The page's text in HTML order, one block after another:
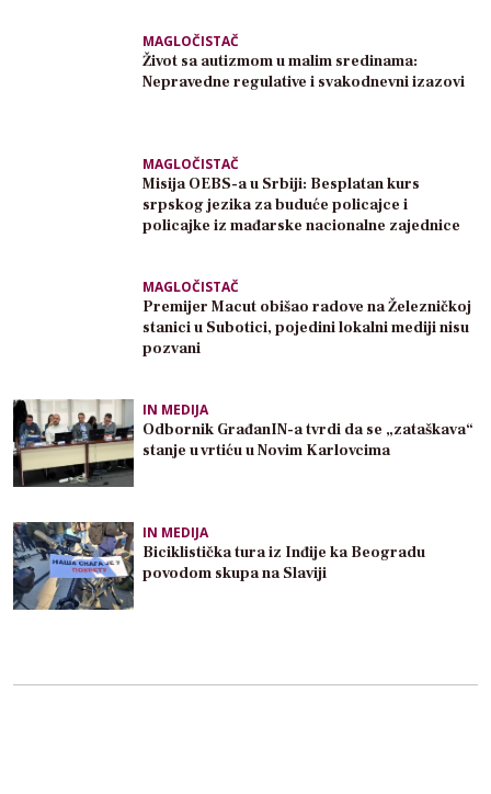
MAGLOČISTAČ
Život sa autizmom u malim sredinama:
Nepravedne regulative i svakodnevni izazovi
MAGLOČISTAČ
Misija OEBS-a u Srbiji: Besplatan kurs
srpskog jezika za buduće policajce i
policajke iz mađarske nacionalne zajednice
MAGLOČISTAČ
Premijer Macut obišao radove na Železničkoj
stanici u Subotici, pojedini lokalni mediji nisu
pozvani
IN MEDIJA
Odbornik GrađanIN-a tvrdi da se „zataškava“
stanje u vrtiću u Novim Karlovcima
IN MEDIJA
Biciklistička tura iz Inđije ka Beogradu
povodom skupa na Slaviji